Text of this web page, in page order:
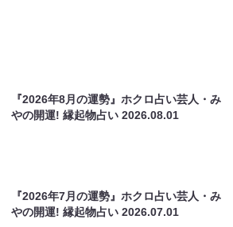
『2026年8月の運勢』ホクロ占い芸人・み
やの開運! 縁起物占い2026.08.01
『2026年7月の運勢』ホクロ占い芸人・み
やの開運! 縁起物占い2026.07.01